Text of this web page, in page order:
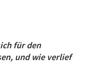
für den
und wie verlief